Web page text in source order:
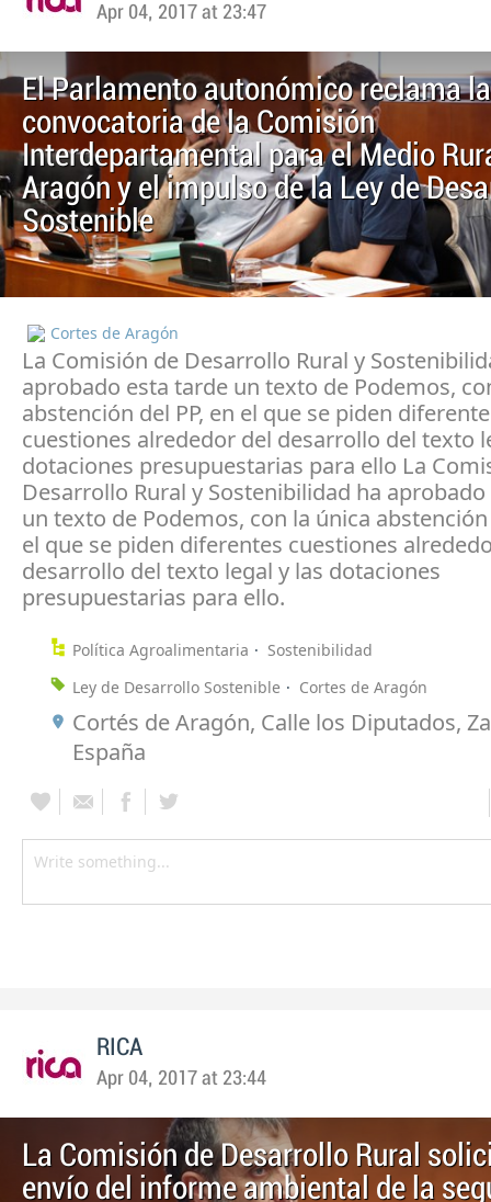
Apr 04, 2017 at 23:47
El Parlamento autonómico reclama la
convocatoria de la Comisión
Interdepartamental para el Medio
Aragón y el impulso de la Ley de
Sostenible
Cortes de Aragón
La Comisión de Desarrollo Rural y
aprobado esta tarde un texto de Podemos,
abstención del PP, en el que se piden
cuestiones alrededor del desarrollo del texto
dotaciones presupuestarias para ello La
Desarrollo Rural y Sostenibilidad ha
un texto de Podemos, con la única abstención
el que se piden diferentes cuestiones
desarrollo del texto legal y las dotaciones
presupuestarias para ello.
Política Agroalimentaria
Sostenibilidad
Ley de Desarrollo Sostenible
Cortes de Aragón
Cortés de Aragón, Calle los Diputados,
España
RICA
Apr 04, 2017 at 23:44
La Comisión de Desarrollo Rural
envío del informe ambiental de la